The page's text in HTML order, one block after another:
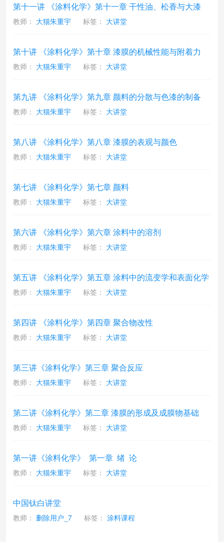
第十一讲 《涂料化学》第十一章 干性油、松香与大漆
教师： 大猫朱重宇 标签： 大讲堂
第十讲 《涂料化学》第十章 漆膜的机械性能与附着力
教师： 大猫朱重宇 标签： 大讲堂
第九讲 《涂料化学》第九章 颜料的分散与色漆的制备
教师： 大猫朱重宇 标签： 大讲堂
第八讲 《涂料化学》第八章 漆膜的表观与颜色
教师： 大猫朱重宇 标签： 大讲堂
第七讲 《涂料化学》第七章 颜料
教师： 大猫朱重宇 标签： 大讲堂
第六讲 《涂料化学》第六章 涂料中的溶剂
教师： 大猫朱重宇 标签： 大讲堂
第五讲 《涂料化学》第五章 涂料中的流变学和表面化学
教师： 大猫朱重宇 标签： 大讲堂
第四讲 《涂料化学》第四章 聚合物改性
教师： 大猫朱重宇 标签： 大讲堂
第三讲《涂料化学》第三章 聚合反应
教师： 大猫朱重宇 标签： 大讲堂
第二讲《涂料化学》第二章 漆膜的形成及成膜物基础
教师： 大猫朱重宇 标签： 大讲堂
第一讲《涂料化学》 第一章 绪 论
教师： 大猫朱重宇 标签： 大讲堂
中国钛白讲堂
教师： 删除用户_7 标签： 涂料课程